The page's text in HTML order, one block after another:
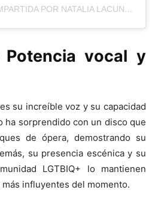
UNA PUBLICACIÓN COMPARTIDA POR NATALIA LACUNZA (@NATALIALACUNZA)
vocal y
su increíble voz y su capacidad
ha sorprendido con un disco que
de ópera, demostrando su
su presencia escénica y su
LGTBIQ+ lo mantienen
influyentes del momento.